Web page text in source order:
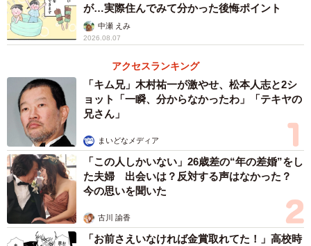
が…実際住んでみて分かった後悔ポイント
中瀬 えみ
2026.08.07
アクセスランキング
「キム兄」木村祐一が激やせ、松本人志と2シ
ョット「一瞬、分からなかったわ」「テキヤの
兄さん」
まいどなメディア
「この人しかいない」26歳差の“年の差婚”をし
た夫婦 出会いは？反対する声はなかった？
今の思いを聞いた
古川 諭香
「お前さえいなければ金賞取れてた！」高校時